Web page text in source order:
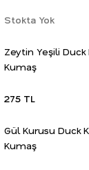
Stokta Yok
Zeytin Yeşili Duck
Kumaş
275 TL
Gül Kurusu Duck
Kumaş